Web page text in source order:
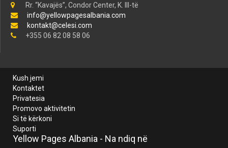
Rr. “Kavajës”, Condor Center, K. III-të
info@yellowpagesalbania.com
kontakt@celesi.com
+355 06 82 08 58 06
Kush jemi
Kontaktet
Privatesia
Promovo aktivitetin
Si të kërkoni
Suporti
Yellow Pages Albania - Na ndiq në